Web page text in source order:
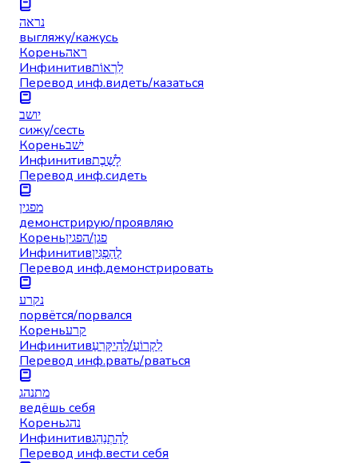
נראה
выгляжу/кажусь
Кореньראה
Инфинитивלִרְאוֹת
Перевод инф.видеть/казаться
יושב
сижу/сесть
Кореньישׁב
Инфинитивלָשֶׁבֶת
Перевод инф.сидеть
מפגין
демонстрирую/проявляю
Кореньפגן/הפגין
Инфинитивלְהַפְגִּין
Перевод инф.демонстрировать
נקרע
порвётся/порвался
Кореньקרע
Инфинитивלִקְרוֹעַ/לְהִיקָּרֵעַ
Перевод инф.рвать/рваться
מתנהג
ведёшь себя
Кореньנהג
Инфинитивלְהִתְנַהֵג
Перевод инф.вести себя